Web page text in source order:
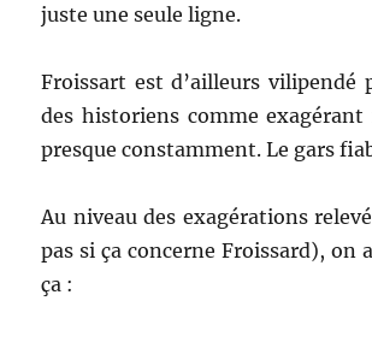
juste une seule ligne.
Froissart est d’ailleurs vilipendé
des historiens comme
presque constamment. Le gars
Au niveau des exagérations
pas si ça concerne Froissard), on
ça :